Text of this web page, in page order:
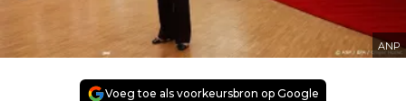
ANP
Voeg toe als voorkeursbron op Google